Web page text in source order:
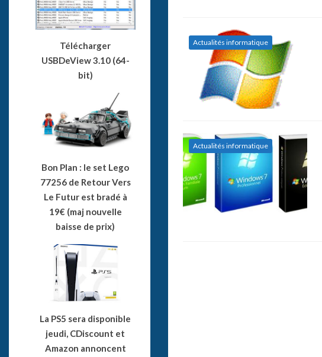
Actualités informatique
Actualités informatique
Télécharger
USBDeView 3.10 (64-
bit)
Bon Plan : le set Lego
77256 de Retour Vers
Le Futur est bradé à
19€ (maj nouvelle
baisse de prix)
La PS5 sera disponible
jeudi, CDiscount et
Amazon annoncent